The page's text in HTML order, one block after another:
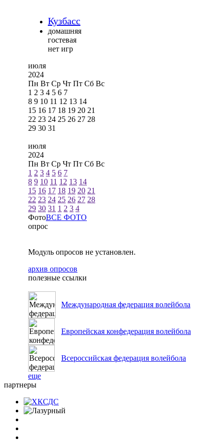
Кузбасс
домашняя
гостевая
нет игр
июля
2024
Пн Вт Ср Чт Пт Сб Вс
1 2 3 4 5 6 7
8 9 10 11 12 13 14
15 16 17 18 19 20 21
22 23 24 25 26 27 28
29 30 31
июля
2024
Пн Вт Ср Чт Пт Сб Вс
1 2 3 4 5 6 7
8 9 10 11 12 13 14
15 16 17 18 19 20 21
22 23 24 25 26 27 28
29 30 31 1 2 3 4
ФотоВСЕ ФОТО
опрос
Модуль опросов не установлен.
архив опросов
полезные ссылки
Международная федерация волейбола
Европейская конфедерация волейбола
Всероссийская федерация волейбола
еще
партнеры